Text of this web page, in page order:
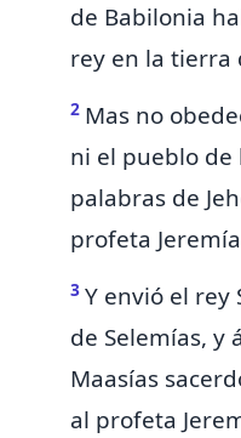
de Babilonia
rey en la tierra
2 Mas no
ni el pueblo de
palabras de
profeta
3 Y envió el rey
de Selemías, y á
Maasías
al profeta